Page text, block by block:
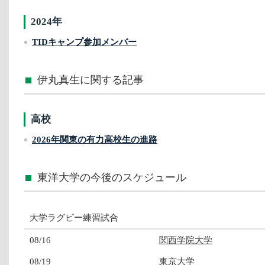
2024年
TIDキャンプ参加メンバー
伊丸真生に関する記事
高校
2026年関東の有力高校生の進路
東洋大学の今後のスケジュール
大学ラグビー練習試合
08/16 関西学院大学
08/19 東京大学